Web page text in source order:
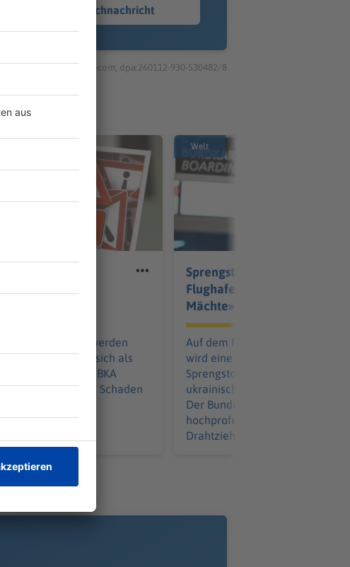
Sprachnachricht
© dpa-infocom, dpa:260112-930-530482/8
stark
mehr Menschen werden
Betrügern, die sich als
ausgeben. Das BKA
einen Anstieg von Schaden
Welt
Sprengstoff-Drohne am
Flughafen: «Fremde
Mächte» am Werk?
Auf dem Flughafen Leipzig/
wird eine Drohne bestückt mit
Sprengstoff entdeckt. Nahe
ukrainischen
Der Bundesinnenminister sieht
hochprofessionelle Täter als
Drahtzieher.